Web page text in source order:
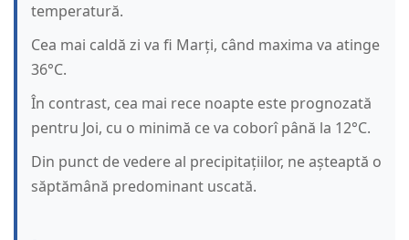
temperatură.
Cea mai caldă zi va fi Marți, când maxima va atinge
36°C.
În contrast, cea mai rece noapte este prognozată
pentru Joi, cu o minimă ce va coborî până la 12°C.
Din punct de vedere al precipitațiilor, ne așteaptă o
săptămână predominant uscată.